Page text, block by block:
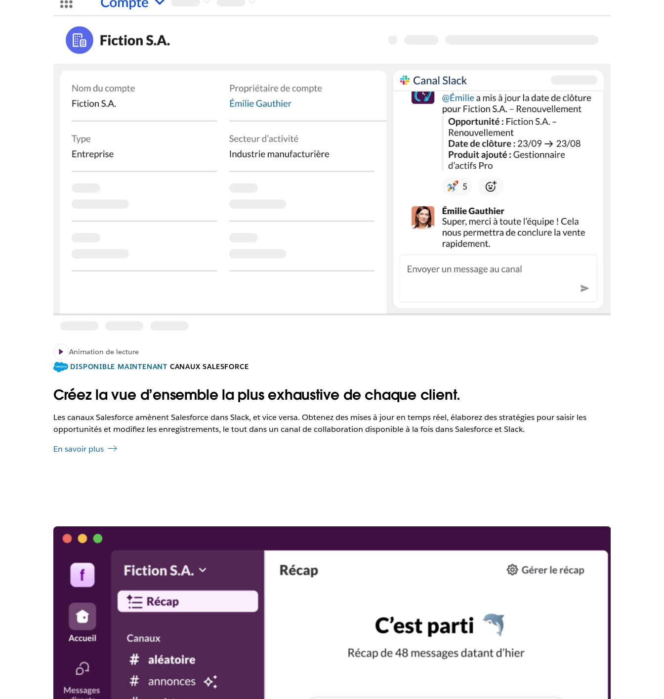
Animation de lecture
DISPONIBLE MAINTENANT CANAUX SALESFORCE
Créez la vue d’ensemble la plus exhaustive de chaque client.
Les canaux Salesforce amènent Salesforce dans Slack, et vice versa. Obtenez des mises à jour en temps réel, élaborez des stratégies pour saisir les
opportunités et modifiez les enregistrements, le tout dans un canal de collaboration disponible à la fois dans Salesforce et Slack.
En savoir plus